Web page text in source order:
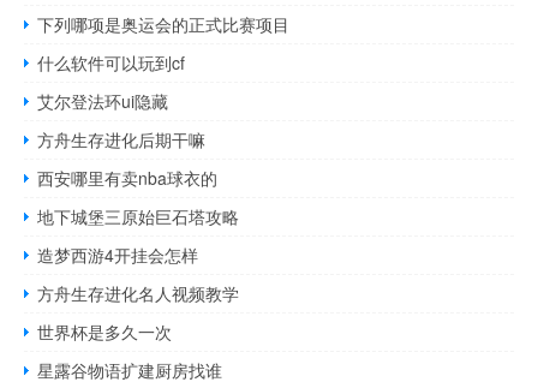
下列哪项是奥运会的正式比赛项目
什么软件可以玩到cf
艾尔登法环ui隐藏
方舟生存进化后期干嘛
西安哪里有卖nba球衣的
地下城堡三原始巨石塔攻略
造梦西游4开挂会怎样
方舟生存进化名人视频教学
世界杯是多久一次
星露谷物语扩建厨房找谁